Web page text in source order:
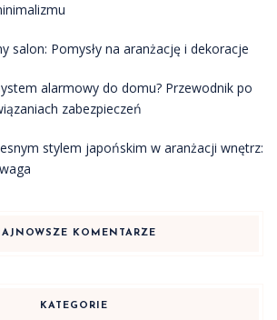
salon: Pomysły na aranżację i dekoracje
alarmowy do domu? Przewodnik po
zabezpieczeń
stylem japońskim w aranżacji wnętrz:
KOMENTARZE
KATEGORIE